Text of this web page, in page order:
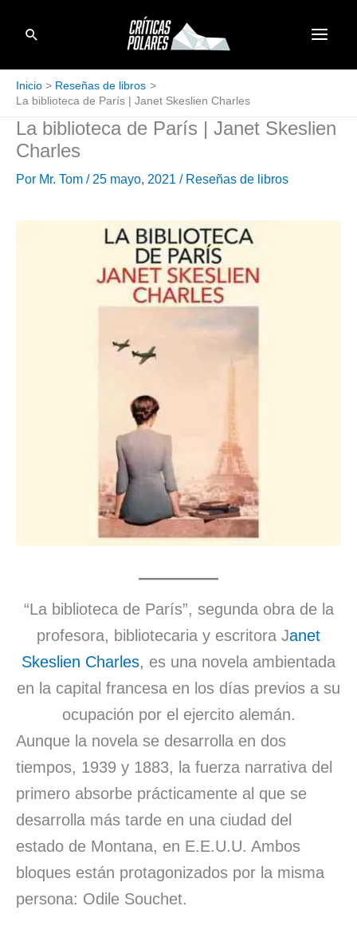
Buscar
Inicio
Reseñas de libros
La biblioteca de París | Janet Skeslien Charles
La biblioteca de París | Janet Skeslien
Charles
Por Mr. Tom / 25 mayo, 2021 / Reseñas de libros
“La biblioteca de París”, segunda obra de la
profesora, bibliotecaria y escritora Janet
Skeslien Charles, es una novela ambientada
en la capital francesa en los días previos a su
ocupación por el ejercito alemán.
Aunque la novela se desarrolla en dos
tiempos, 1939 y 1883, la fuerza narrativa del
primero absorbe prácticamente al que se
desarrolla más tarde en una ciudad del
estado de Montana, en E.E.U.U. Ambos
bloques están protagonizados por la misma
persona: Odile Souchet.